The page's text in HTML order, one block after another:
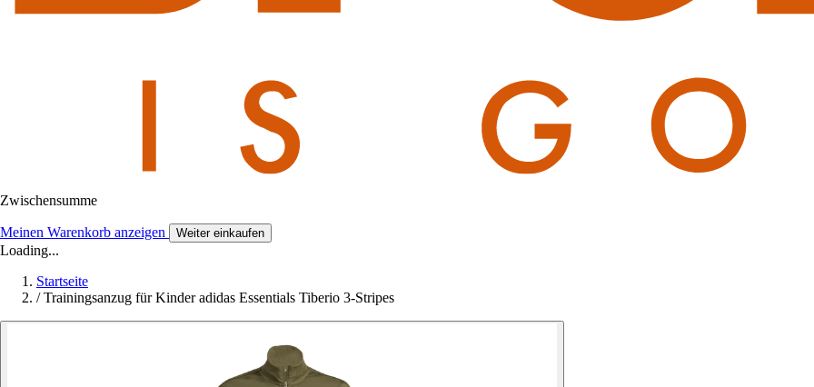
Zwischensumme
Meinen Warenkorb anzeigen Weiter einkaufen
Loading...
Startseite
/ Trainingsanzug für Kinder adidas Essentials Tiberio 3-Stripes